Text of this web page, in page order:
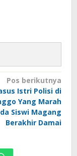
Pos berikutnya
Istri Polisi di
Yang Marah
Siswi Magang
Berakhir Damai